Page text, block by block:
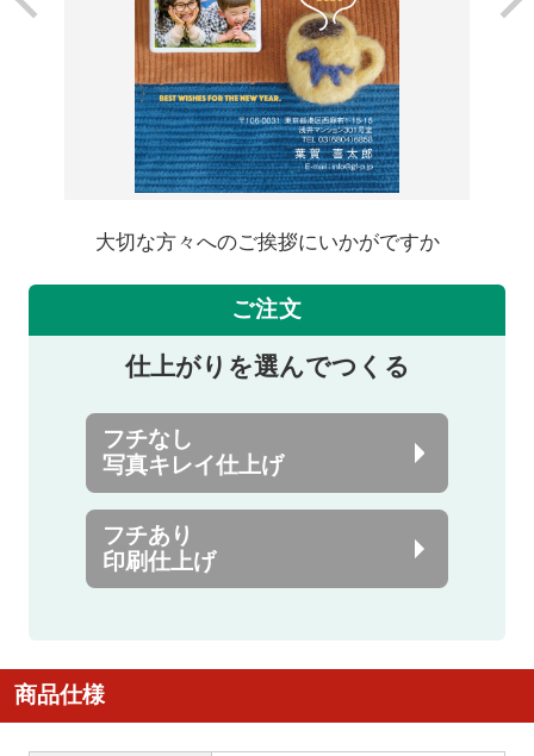
大切な方々へのご挨拶にいかがですか
ご注文
仕上がりを選んでつくる
フチなし
写真キレイ仕上げ
フチあり
印刷仕上げ
商品仕様